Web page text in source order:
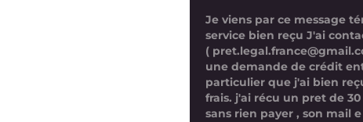
Je viens par ce message
service bien reçu J'ai
(
une demande de crédit
particulier que j'ai bien
frais. j'ai récu un pret de
sans rien payer , son mail e